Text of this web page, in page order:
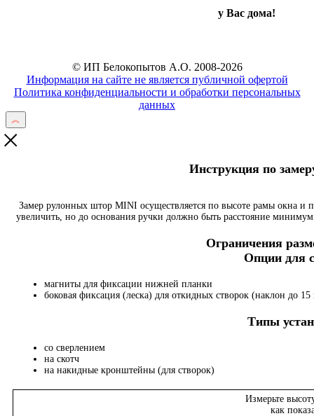
у Вас дома!
© ИП Белокопытов А.О. 2008-2026
Информация на сайте не является публичной офертой
Политика конфиденциальности и обработки персональных
данных
Инструкция по
Замер рулонных штор MINI осуществляется по высоте рамы окна
увеличить, но до основания ручки должно быть расстояние
Ограничения
Опции для
магниты для фиксации нижней планки
боковая фиксация (леска) для откидных створок (наклон до 15
Типы
со сверлением
на скотч
на накидные кронштейны (для створок)
Измерьте
как